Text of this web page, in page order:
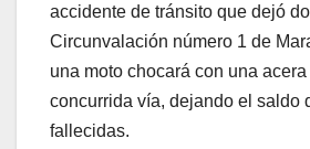
accidente de tránsito que dejó
Circunvalación número 1 de
una moto chocará con una
concurrida vía, dejando el saldo
fallecidas.